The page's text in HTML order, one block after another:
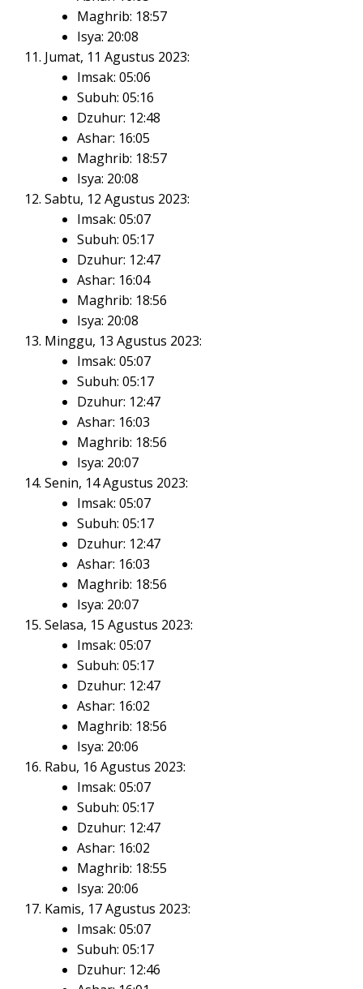
Maghrib: 18:57
Isya: 20:08
Jumat, 11 Agustus 2023:
Imsak: 05:06
Subuh: 05:16
Dzuhur: 12:48
Ashar: 16:05
Maghrib: 18:57
Isya: 20:08
Sabtu, 12 Agustus 2023:
Imsak: 05:07
Subuh: 05:17
Dzuhur: 12:47
Ashar: 16:04
Maghrib: 18:56
Isya: 20:08
Minggu, 13 Agustus 2023:
Imsak: 05:07
Subuh: 05:17
Dzuhur: 12:47
Ashar: 16:03
Maghrib: 18:56
Isya: 20:07
Senin, 14 Agustus 2023:
Imsak: 05:07
Subuh: 05:17
Dzuhur: 12:47
Ashar: 16:03
Maghrib: 18:56
Isya: 20:07
Selasa, 15 Agustus 2023:
Imsak: 05:07
Subuh: 05:17
Dzuhur: 12:47
Ashar: 16:02
Maghrib: 18:56
Isya: 20:06
Rabu, 16 Agustus 2023:
Imsak: 05:07
Subuh: 05:17
Dzuhur: 12:47
Ashar: 16:02
Maghrib: 18:55
Isya: 20:06
Kamis, 17 Agustus 2023:
Imsak: 05:07
Subuh: 05:17
Dzuhur: 12:46